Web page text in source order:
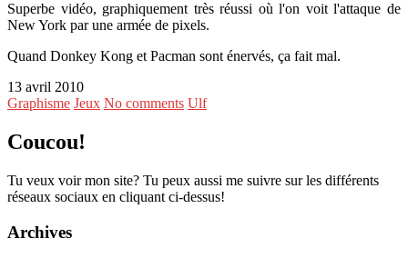
Superbe vidéo, graphiquement très réussi où l'on voit l'attaque de
New York par une armée de pixels.
Quand Donkey Kong et Pacman sont énervés, ça fait mal.
13 avril 2010
Graphisme Jeux No comments Ulf
Coucou!
Tu veux voir mon site? Tu peux aussi me suivre sur les différents
réseaux sociaux en cliquant ci-dessus!
Archives